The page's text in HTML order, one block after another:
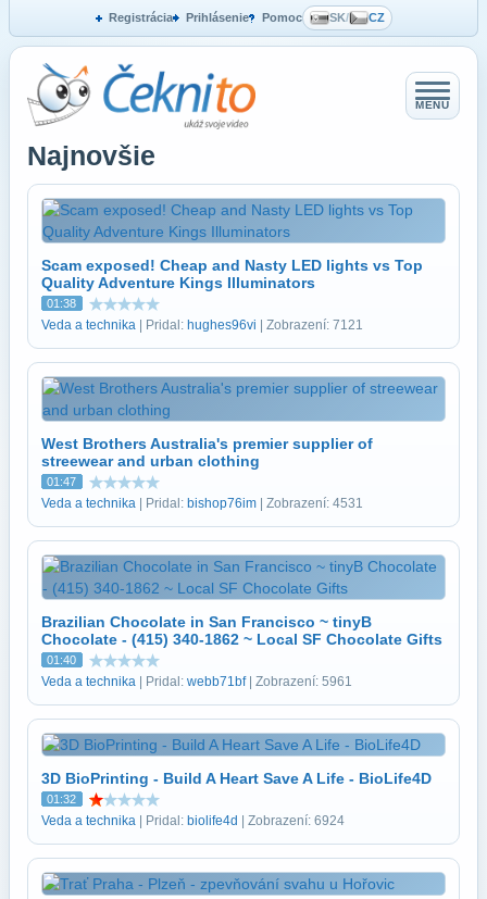
Registrácia Prihlásenie Pomoc SK/ CZ
MENU
Najnovšie
Scam exposed! Cheap and Nasty LED lights vs Top
Quality Adventure Kings Illuminators
01:38
Veda a technika | Pridal: hughes96vi | Zobrazení: 7121
West Brothers Australia's premier supplier of
streewear and urban clothing
01:47
Veda a technika | Pridal: bishop76im | Zobrazení: 4531
Brazilian Chocolate in San Francisco ~ tinyB
Chocolate - (415) 340-1862 ~ Local SF Chocolate Gifts
01:40
Veda a technika | Pridal: webb71bf| Zobrazení: 5961
3D BioPrinting - Build A Heart Save A Life - BioLife4D
01:32
Veda a technika | Pridal: biolife4d | Zobrazení: 6924